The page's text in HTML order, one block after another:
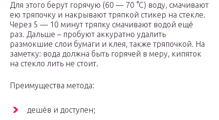
Для этого берут горячую (60 — 70 °С) воду, смачивают
ею тряпочку и накрывают тряпкой стикер на стекле.
Через 5 — 10 минут тряпку смачивают водой ещё
раз. Дальше – пробуют аккуратно удалить
размокшие слои бумаги и клея, также тряпочкой. На
заметку: вода должна быть горячей в меру, кипяток
на стекло лить не стоит.
Преимущества метода:
дешёв и доступен;